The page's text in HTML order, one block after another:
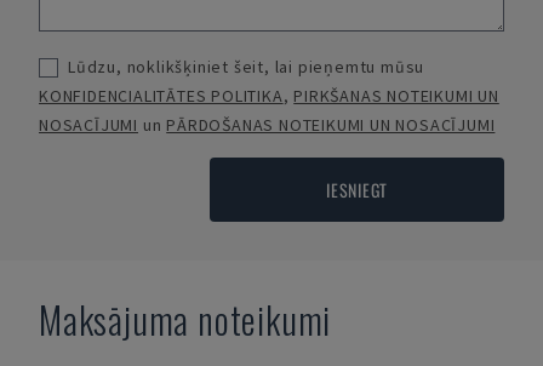
Lūdzu, noklikšķiniet šeit, lai pieņemtu mūsu
KONFIDENCIALITĀTES POLITIKA, PIRKŠANAS NOTEIKUMI UN
NOSACĪJUMI un PĀRDOŠANAS NOTEIKUMI UN NOSACĪJUMI
IESNIEGT
Maksājuma noteikumi